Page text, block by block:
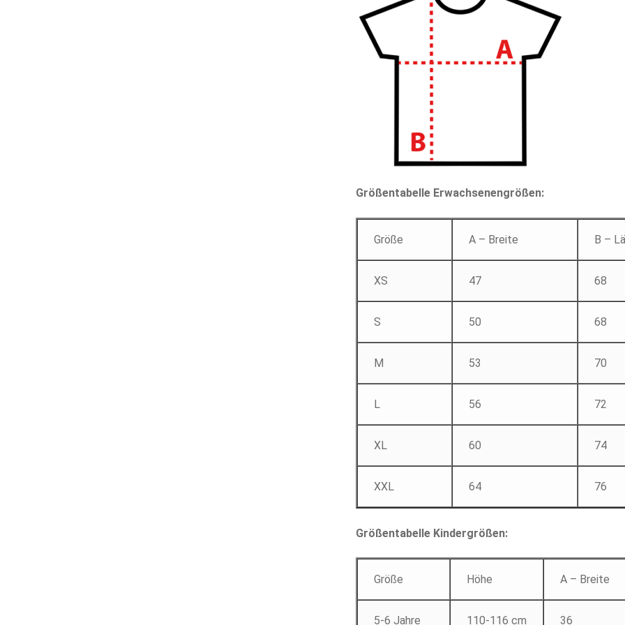
Größentabelle Erwachsenengrößen:
Größe A – Breite B –
XS 47 68
S 50 68
M 53 70
L 56 72
XL 60 74
XXL 64 76
Größentabelle Kindergrößen:
Größe Höhe A – Breite
5-6 Jahre 110-116 cm 36